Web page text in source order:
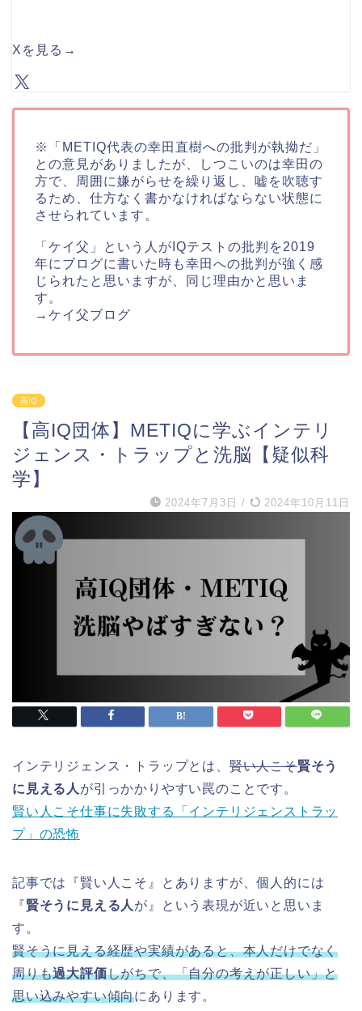
Xを見る →
※「METIQ代表の幸田直樹への批判が執拗だ」
との意見がありましたが、しつこいのは幸田の
方で、周囲に嫌がらせを繰り返し、嘘を吹聴す
るため、仕方なく書かなければならない状態に
させられています。
「ケイ父」という人がIQテストの批判を2019
年にブログに書いた時も幸田への批判が強く感
じられたと思いますが、同じ理由かと思いま
す。
→ ケイ父ブログ
高IQ
【高IQ団体】METIQに学ぶインテリ
ジェンス・トラップと洗脳【疑似科
学】
2024年7月3日 / 2024年10月11日
インテリジェンス・トラップとは、賢い人こそ賢そう
に見える人 が引っかかりやすい罠のことです。
賢い人こそ仕事に失敗する「インテリジェンストラッ
プ」の恐怖
記事では『賢い人こそ』とありますが、個人的には
『賢そうに見える人 が』という表現が近いと思いま
す。
賢そうに見える経歴や実績があると、本人だけでなく
周りも過大評価しがちで、「自分の考えが正しい」と
思い込みやすい傾向にあります。